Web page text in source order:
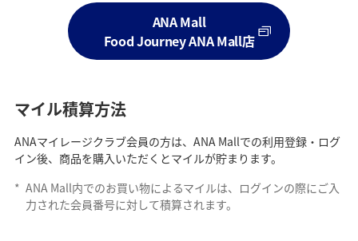
ANA Mall
Food Journey ANA Mall店
マイル積算方法
ANAマイレージクラブ会員の方は、ANA Mallでの利用登録・ログ
イン後、商品を購入いただくとマイルが貯まります。
* ANA Mall内でのお買い物によるマイルは、ログインの際にご入
力された会員番号に対して積算されます。